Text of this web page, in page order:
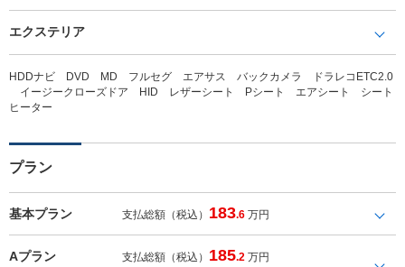
エクステリア
HDDナビ DVD MD フルセグ エアサス バックカメラ ドラレコETC2.0
イージークローズドア HID レザーシート Pシート エアシート シート
ヒーター
プラン
基本プラン 支払総額（税込） 183.6 万円
Aプラン 支払総額（税込） 185.2 万円